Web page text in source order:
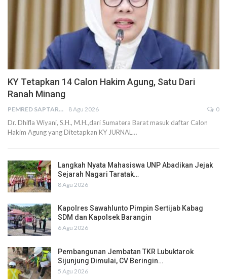
KY Tetapkan 14 Calon Hakim Agung, Satu Dari
Ranah Minang
PEMRED SAPTARIUS 8 Agu 2026 0
Dr. Dhifla Wiyani, S.H., M.H.,dari Sumatera Barat masuk daftar Calon
Hakim Agung yang Ditetapkan KY JURNAL…
Langkah Nyata Mahasiswa UNP Abadikan Jejak
Sejarah Nagari Taratak…
8 Agu 2026
Kapolres Sawahlunto Pimpin Sertijab Kabag
SDM dan Kapolsek Barangin
6 Agu 2026
Pembangunan Jembatan TKR Lubuktarok
Sijunjung Dimulai, CV Beringin…
5 Agu 2026